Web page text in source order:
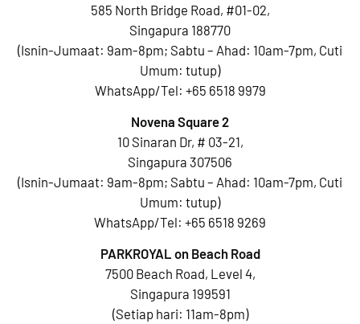
585 North Bridge Road, #01-02,
Singapura 188770
(Isnin-Jumaat: 9am-8pm; Sabtu – Ahad: 10am-7pm, Cuti
Umum: tutup)
WhatsApp/Tel: +65 6518 9979
Novena Square 2
10 Sinaran Dr, # 03-21,
Singapura 307506
(Isnin-Jumaat: 9am-8pm; Sabtu – Ahad: 10am-7pm, Cuti
Umum: tutup)
WhatsApp/Tel: +65 6518 9269
PARKROYAL on Beach Road
7500 Beach Road, Level 4,
Singapura 199591
(Setiap hari: 11am-8pm)